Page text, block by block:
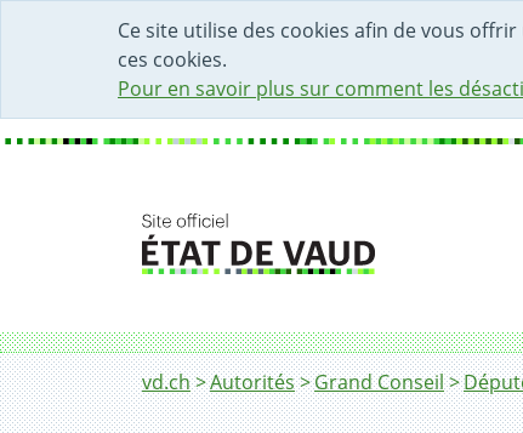
Ce site utilise des cookies afin de vous
ces cookies.
Pour en savoir plus sur comment les
DÉBUT DU CONTENU DE LA PAGE
ACCÈS AU CHAMP DE RECHERCHE
PAGE D'ACCUEIL
FORMULAIRE DE CONTACT
Fil d'Ariane
vd.ch Autorités Grand Conseil